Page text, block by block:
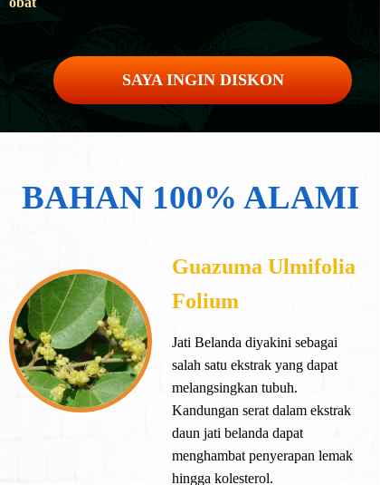
SAYA INGIN DISKON
BAHAN 100% ALAMI
Guazuma Ulmifolia
Folium
Jati Belanda diyakini sebagai
salah satu ekstrak yang dapat
melangsingkan tubuh.
Kandungan serat dalam ekstrak
daun jati belanda dapat
menghambat penyerapan lemak
hingga kolesterol.